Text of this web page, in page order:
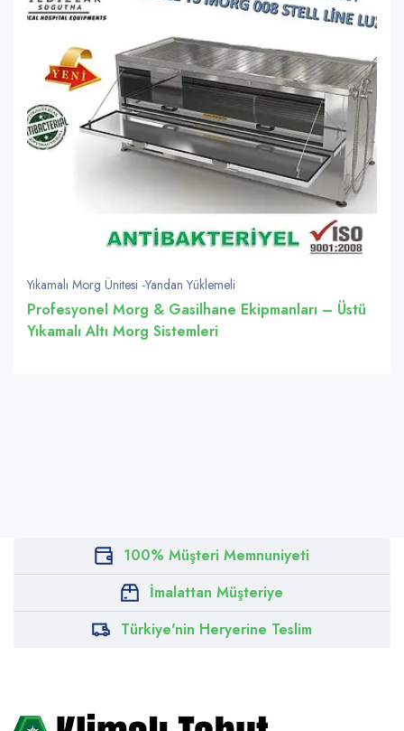
Yıkamalı Morg Ünitesi -Yandan Yüklemeli
Profesyonel Morg & Gasilhane Ekipmanları – Üstü
Yıkamalı Altı Morg Sistemleri
100% Müşteri Memnuniyeti
İmalattan Müşteriye
Türkiye'nin Heryerine Teslim